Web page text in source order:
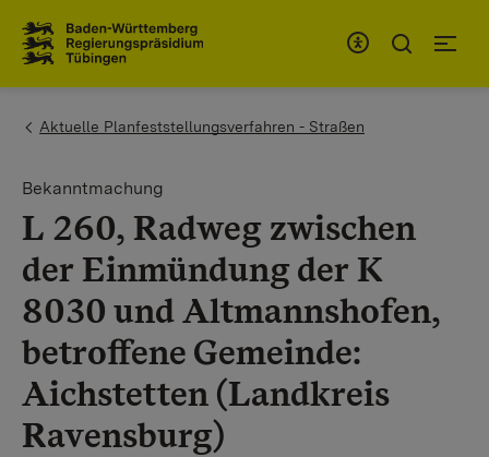
You are here:
Aktuelle Planfeststellungsverfahren - Straßen​
Bekanntmachung
L 260, Radweg zwischen
der Einmündung der K
8030 und Altmannshofen,
betroffene Gemeinde:
Aichstetten (Landkreis
Ravensburg)